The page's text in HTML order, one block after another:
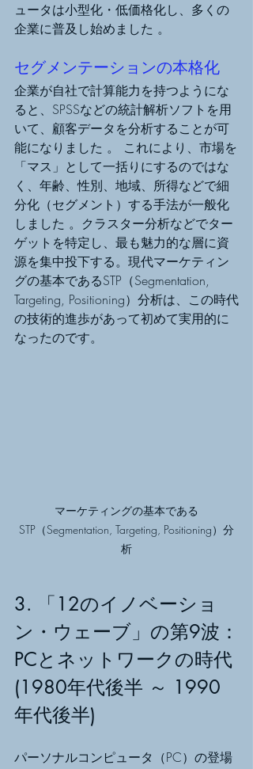
ュータは小型化・低価格化し、多くの
企業に普及し始めました 。
セグメンテーションの本格化
企業が自社で計算能力を持つようにな
ると、SPSSなどの統計解析ソフトを用
いて、顧客データを分析することが可
能になりました 。 これにより、市場を
「マス」として一括りにするのではな
く、年齢、性別、地域、所得などで細
分化（セグメント）する手法が一般化
しました 。クラスター分析などでター
ゲットを特定し、最も魅力的な層に資
源を集中投下する。現代マーケティン
グの基本であるSTP（Segmentation,
Targeting, Positioning）分析は、この時代
の技術的進歩があって初めて実用的に
なったのです。
マーケティングの基本である
STP（Segmentation, Targeting, Positioning）分
析
3. 「12のイノベーショ
ン・ウェーブ」の第9波：
PCとネットワークの時代
(1980年代後半 ～ 1990
年代後半)
パーソナルコンピュータ（PC）の登場